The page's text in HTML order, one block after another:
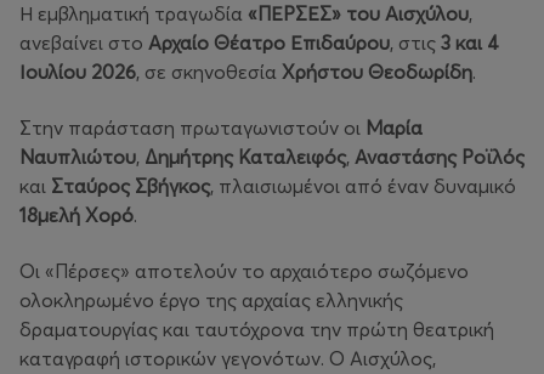
Η εμβληματική τραγωδία «ΠΕΡΣΕΣ» του Αισχύλου,
ανεβαίνει στο Αρχαίο Θέατρο Επιδαύρου, στις 3 και 4
Ιουλίου 2026, σε σκηνοθεσία Χρήστου Θεοδωρίδη.
Στην παράσταση πρωταγωνιστούν οι Μαρία
Ναυπλιώτου, Δημήτρης Καταλειφός, Αναστάσης Ροϊλός
και Σταύρος Σβήγκος, πλαισιωμένοι από έναν δυναμικό
18μελή Χορό.
Οι «Πέρσες» αποτελούν το αρχαιότερο σωζόμενο
ολοκληρωμένο έργο της αρχαίας ελληνικής
δραματουργίας και ταυτόχρονα την πρώτη θεατρική
καταγραφή ιστορικών γεγονότων. Ο Αισχύλος,